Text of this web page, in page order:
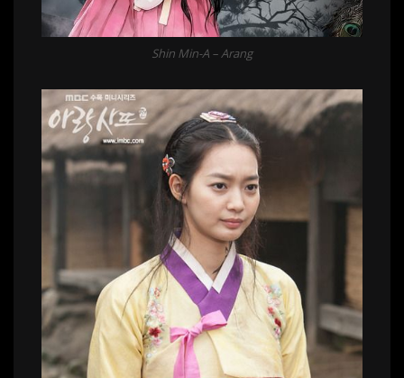
Shin Min-A – Arang